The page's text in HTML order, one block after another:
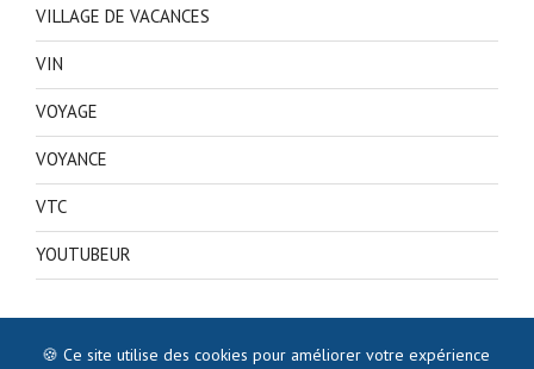
VILLAGE DE VACANCES
VIN
VOYAGE
VOYANCE
VTC
YOUTUBEUR
🍪 Ce site utilise des cookies pour améliorer votre expérience